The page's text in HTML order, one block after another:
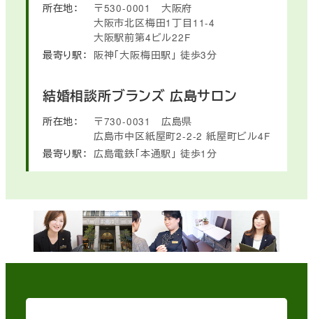
所在地： 〒530-0001
大阪府
大阪市北区梅田1丁目11-4
大阪駅前第4ビル22F
最寄り駅： 阪神「大阪梅田駅」 徒歩3分
結婚相談所ブランズ 広島サロン
所在地： 〒730-0031
広島県
広島市中区紙屋町2-2-2 紙屋町ビル4F
最寄り駅： 広島電鉄「本通駅」 徒歩1分